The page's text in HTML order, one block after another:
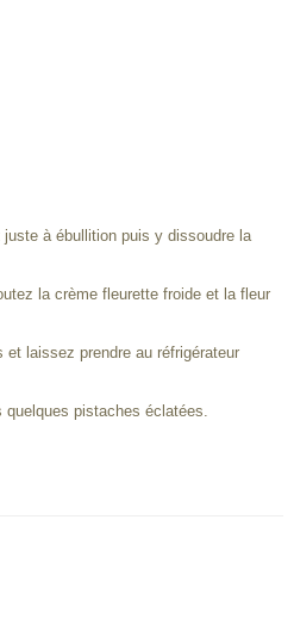
à ébullition puis y dissoudre la
la crème fleurette froide et la fleur
laissez prendre au réfrigérateur
pistaches éclatées.